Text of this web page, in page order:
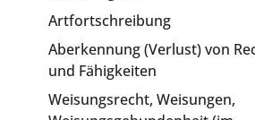
Artfortschreibung
Aberkennung (Verlust) von
und Fähigkeiten
Weisungsrecht, Weisungen,